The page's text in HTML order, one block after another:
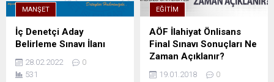
MANŞET
İç Denetçi Aday
Belirleme Sınavı İlanı
28.02.2022
0
531
EĞITIM
AÖF İlahiyat Önlisans
Final Sınavı Sonuçları Ne
Zaman Açıklanır?
19.01.2018
0